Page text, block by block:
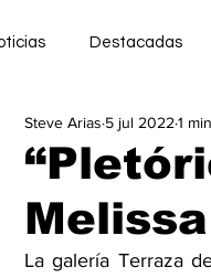
Destacadas
Steve Arias 5 jul 2022 1
La galería Terraza